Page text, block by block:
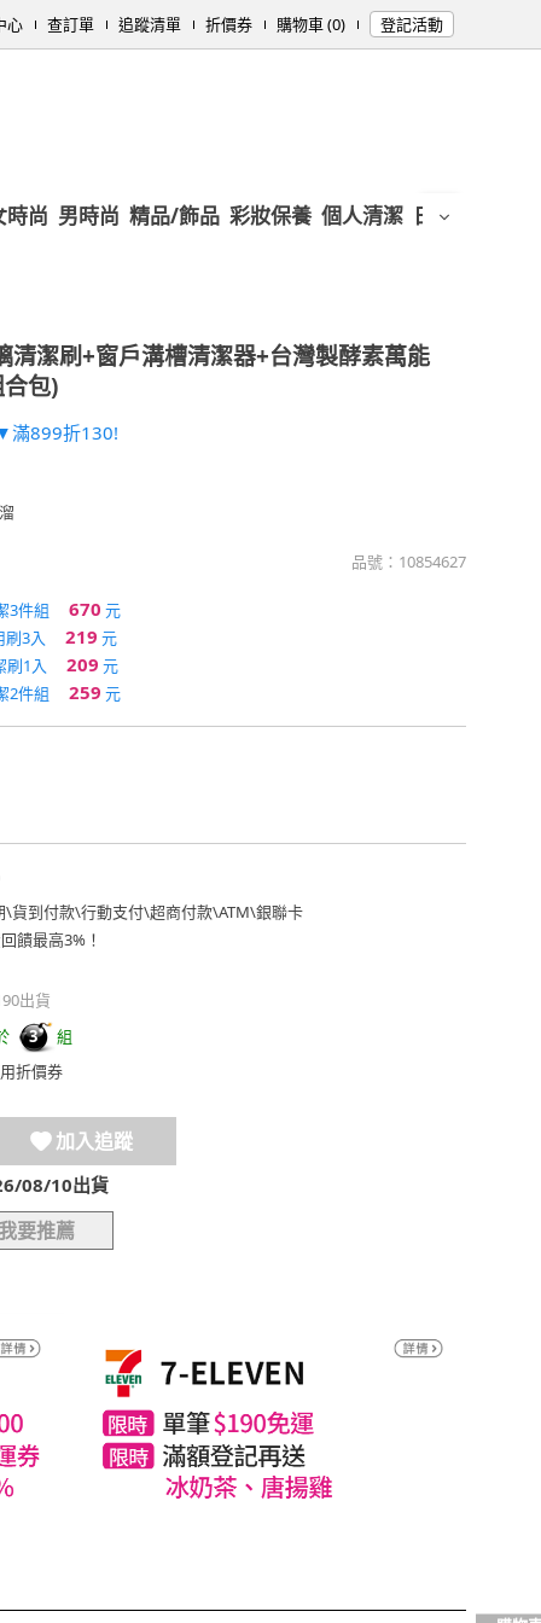
心 查訂單 追蹤清單 折價券 購物車 (0) 登記活動
時尚 男時尚 精品/飾品 彩妝保養 個人清潔 日用/紙品
清潔刷+窗戶溝槽清潔器+台灣製酵素萬能
包)
滿899折130!
品號： 10854627
3件組 670 元
刷3入
219 元
刷1入
209 元
2件組
259 元
\貨到付款\行動支付\超商付款\ATM\銀聯卡
饋最高3%！
出貨
3
組
折價券
加入追蹤
08/10出貨
我要推薦